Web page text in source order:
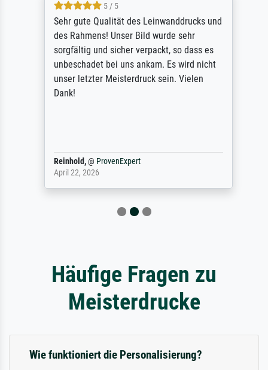
5 / 5
Sehr gute Qualität des Leinwanddrucks und
des Rahmens! Unser Bild wurde sehr
sorgfältig und sicher verpackt, so dass es
unbeschadet bei uns ankam. Es wird nicht
unser letzter Meisterdruck sein. Vielen
Dank!
Reinhold,@ProvenExpert
April 22, 2026
Häufige Fragen zu
Meisterdrucke
Wie funktioniert die Personalisierung?